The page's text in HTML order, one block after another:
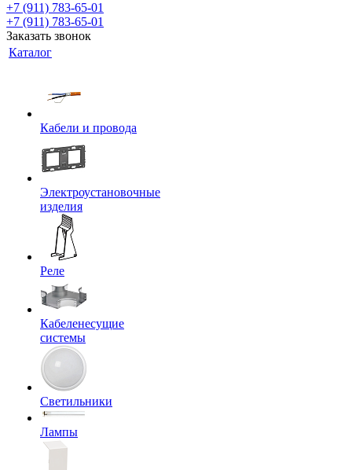
+7 (911) 783-65-01
+7 (911) 783-65-01
Заказать звонок
Каталог
Кабели и провода
Электроустановочные
изделия
Реле
Кабеленесущие
системы
Светильники
Лампы